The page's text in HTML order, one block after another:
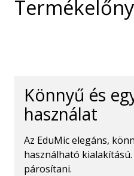
Könnyű és
használat
Az EduMic elegáns,
használható
párosítani.